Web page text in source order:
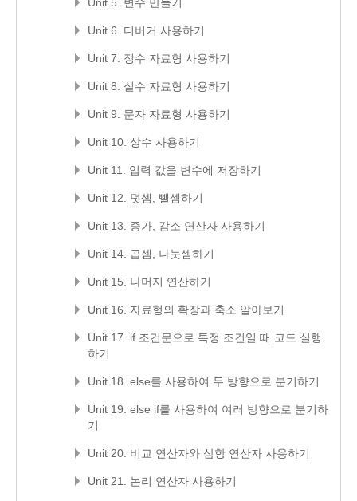
Unit 5. 변수 만들기
Unit 6. 디버거 사용하기
Unit 7. 정수 자료형 사용하기
Unit 8. 실수 자료형 사용하기
Unit 9. 문자 자료형 사용하기
Unit 10. 상수 사용하기
Unit 11. 입력 값을 변수에 저장하기
Unit 12. 덧셈, 뺄셈하기
Unit 13. 증가, 감소 연산자 사용하기
Unit 14. 곱셈, 나눗셈하기
Unit 15. 나머지 연산하기
Unit 16. 자료형의 확장과 축소 알아보기
Unit 17. if 조건문으로 특정 조건일 때 코드 실행
하기
Unit 18. else를 사용하여 두 방향으로 분기하기
Unit 19. else if를 사용하여 여러 방향으로 분기하
기
Unit 20. 비교 연산자와 삼항 연산자 사용하기
Unit 21. 논리 연산자 사용하기